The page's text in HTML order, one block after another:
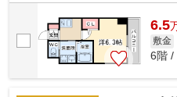
きます。物件の周辺に駅が2つあり、
6.5
敷金
6階 /